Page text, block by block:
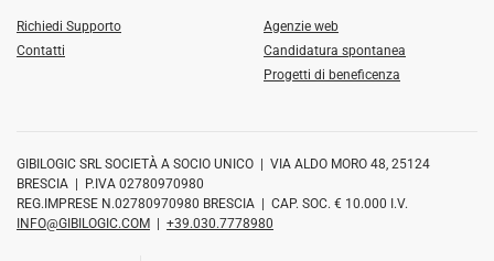
Richiedi Supporto
Contatti
Agenzie web
Candidatura spontanea
Progetti di beneficenza
GIBILOGIC SRL SOCIETÀ A SOCIO UNICO | VIA ALDO MORO 48, 25124
BRESCIA | P.IVA 02780970980
REG.IMPRESE N.02780970980 BRESCIA | CAP. SOC. € 10.000 I.V.
INFO@GIBILOGIC.COM | +39.030.7778980